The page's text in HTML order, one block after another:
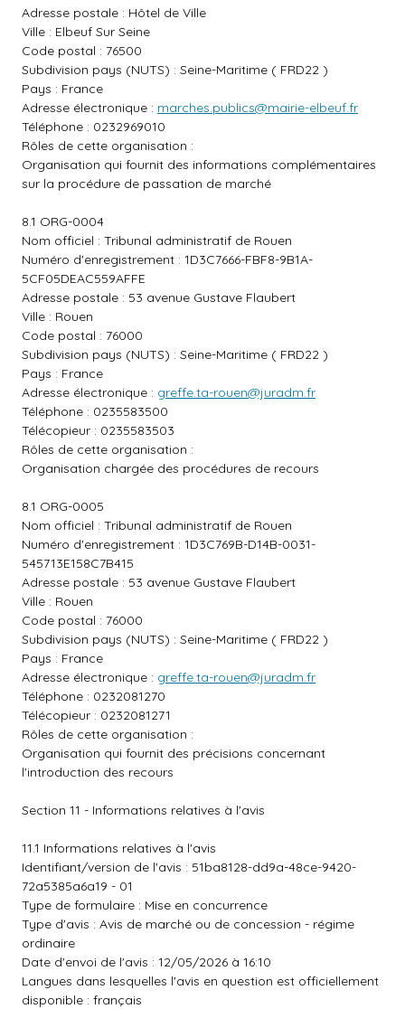
Adresse postale : Hôtel de Ville
Ville : Elbeuf Sur Seine
Code postal : 76500
Subdivision pays (NUTS) : Seine-Maritime ( FRD22 )
Pays : France
Adresse électronique : marches.publics@mairie-elbeuf.fr
Téléphone : 0232969010
Rôles de cette organisation :
Organisation qui fournit des informations complémentaires
sur la procédure de passation de marché
8.1 ORG-0004
Nom officiel : Tribunal administratif de Rouen
Numéro d'enregistrement : 1D3C7666-FBF8-9B1A-
5CF05DEAC559AFFE
Adresse postale : 53 avenue Gustave Flaubert
Ville : Rouen
Code postal : 76000
Subdivision pays (NUTS) : Seine-Maritime ( FRD22 )
Pays : France
Adresse électronique : greffe.ta-rouen@juradm.fr
Téléphone : 0235583500
Télécopieur : 0235583503
Rôles de cette organisation :
Organisation chargée des procédures de recours
8.1 ORG-0005
Nom officiel : Tribunal administratif de Rouen
Numéro d'enregistrement : 1D3C769B-D14B-0031-
545713E158C7B415
Adresse postale : 53 avenue Gustave Flaubert
Ville : Rouen
Code postal : 76000
Subdivision pays (NUTS) : Seine-Maritime ( FRD22 )
Pays : France
Adresse électronique : greffe.ta-rouen@juradm.fr
Téléphone : 0232081270
Télécopieur : 0232081271
Rôles de cette organisation :
Organisation qui fournit des précisions concernant
l'introduction des recours
Section 11 - Informations relatives à l'avis
11.1 Informations relatives à l'avis
Identifiant/version de l'avis : 51ba8128-dd9a-48ce-9420-
72a5385a6a19 - 01
Type de formulaire : Mise en concurrence
Type d'avis : Avis de marché ou de concession - régime
ordinaire
Date d'envoi de l'avis : 12/05/2026 à 16:10
Langues dans lesquelles l'avis en question est officiellement
disponible : français